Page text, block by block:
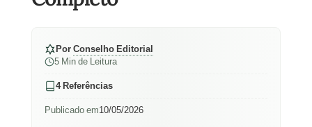
PorConselho Editorial
5 Min de Leitura
4 Referências
Publicado em10/05/2026